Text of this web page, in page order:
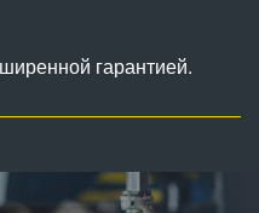
гарантией.